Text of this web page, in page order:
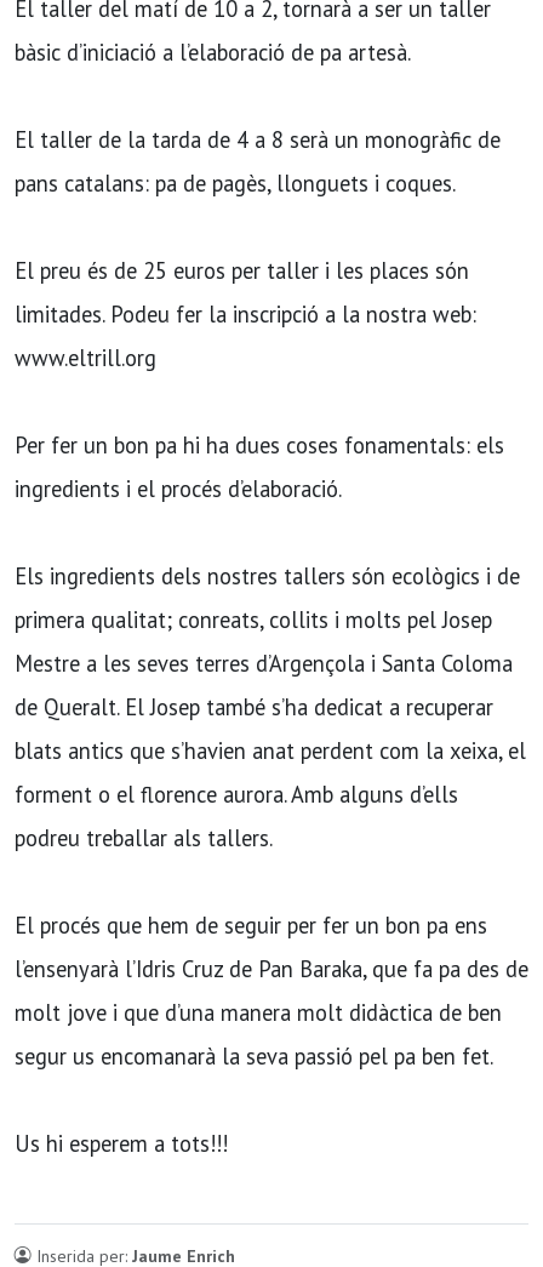
El taller del matí de 10 a 2, tornarà a ser un taller
bàsic d’iniciació a l’elaboració de pa artesà.
El taller de la tarda de 4 a 8 serà un monogràfic de
pans catalans: pa de pagès, llonguets i coques.
El preu és de 25 euros per taller i les places són
limitades. Podeu fer la inscripció a la nostra web:
www.eltrill.org
Per fer un bon pa hi ha dues coses fonamentals: els
ingredients i el procés d’elaboració.
Els ingredients dels nostres tallers són ecològics i de
primera qualitat; conreats, collits i molts pel Josep
Mestre a les seves terres d’Argençola i Santa Coloma
de Queralt. El Josep també s’ha dedicat a recuperar
blats antics que s’havien anat perdent com la xeixa, el
forment o el florence aurora. Amb alguns d’ells
podreu treballar als tallers.
El procés que hem de seguir per fer un bon pa ens
l’ensenyarà l’Idris Cruz de Pan Baraka, que fa pa des de
molt jove i que d’una manera molt didàctica de ben
segur us encomanarà la seva passió pel pa ben fet.
Us hi esperem a tots!!!
Inserida per: Jaume Enrich